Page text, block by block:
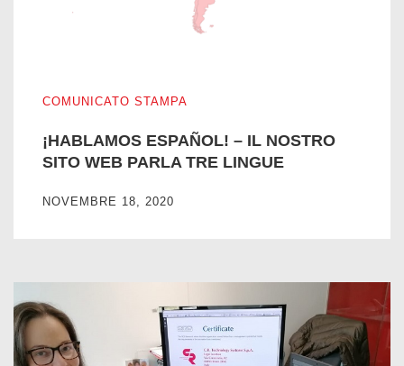
COMUNICATO STAMPA
¡HABLAMOS ESPAÑOL! – IL NOSTRO
SITO WEB PARLA TRE LINGUE
NOVEMBRE 18, 2020